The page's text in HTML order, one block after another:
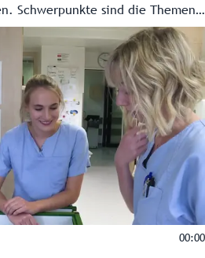
Schwerpunkte sind die Themen
Pflege, Wohnen und
00:00